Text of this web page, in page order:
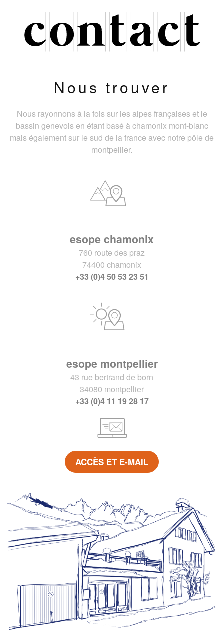
Nous trouver
Nous rayonnons à la fois sur les alpes françaises et le
bassin genevois en étant basé à chamonix mont-blanc
mais également sur le sud de la france avec notre pôle de
montpellier.
esope chamonix
760 route des praz
74400 chamonix
+33 (0)4 50 53 23 51
esope montpellier
43 rue bertrand de born
34080 montpellier
+33 (0)4 11 19 28 17
ACCÈS ET E-MAIL